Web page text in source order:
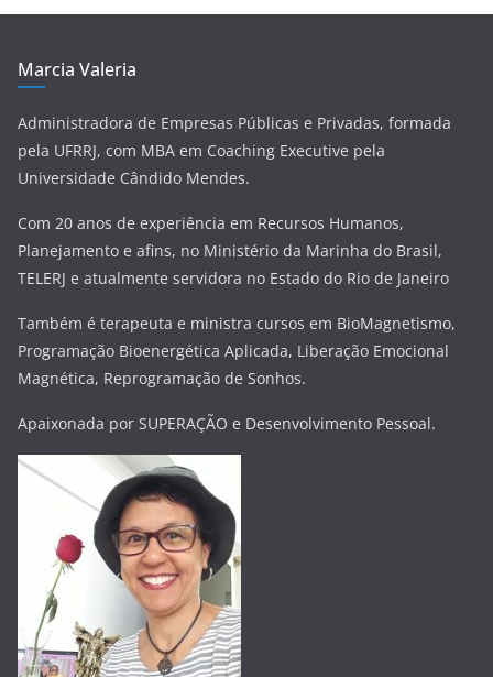
Marcia Valeria
Administradora de Empresas Públicas e Privadas, formada
pela UFRRJ, com MBA em Coaching Executive pela
Universidade Cândido Mendes.
Com 20 anos de experiência em Recursos Humanos,
Planejamento e afins, no Ministério da Marinha do Brasil,
TELERJ e atualmente servidora no Estado do Rio de Janeiro
Também é terapeuta e ministra cursos em BioMagnetismo,
Programação Bioenergética Aplicada, Liberação Emocional
Magnética, Reprogramação de Sonhos.
Apaixonada por SUPERAÇÃO e Desenvolvimento Pessoal.